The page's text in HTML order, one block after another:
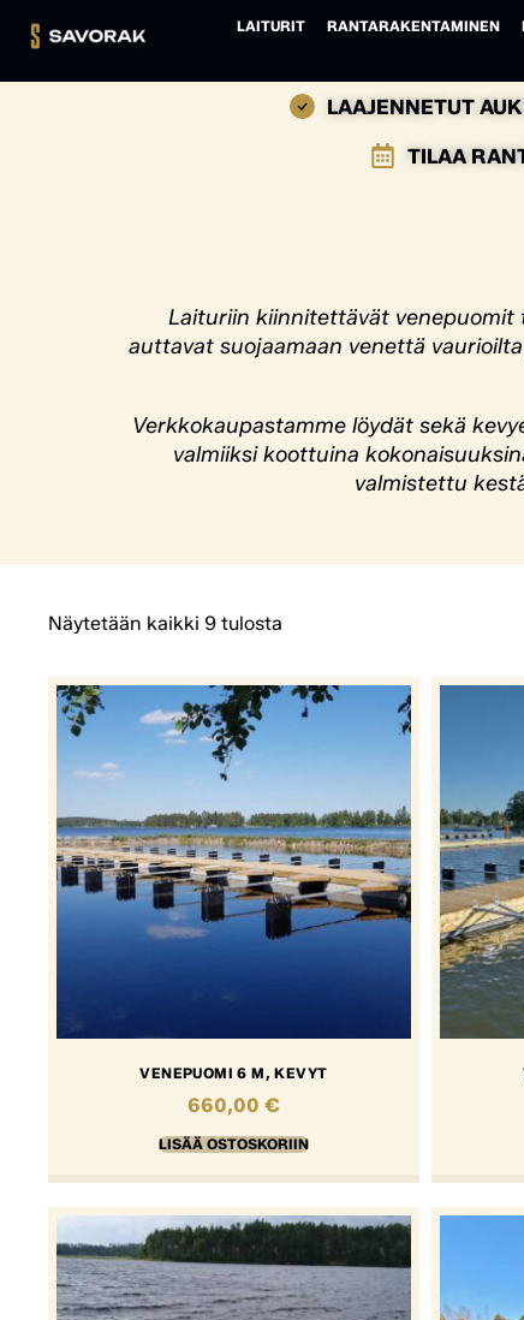
LAITURIT RANTARAKENTAMINEN
LAAJENNETUT
TILAA
Laituriin kiinnitettävät venepuomit
auttavat suojaamaan venettä
Verkkokaupastamme löydät sekä
valmiiksi koottuina
valmistettu
Näytetään kaikki 9 tulosta
VENEPUOMI 6 M, KEVYT
660,00 €
LISÄÄ OSTOSKORIIN